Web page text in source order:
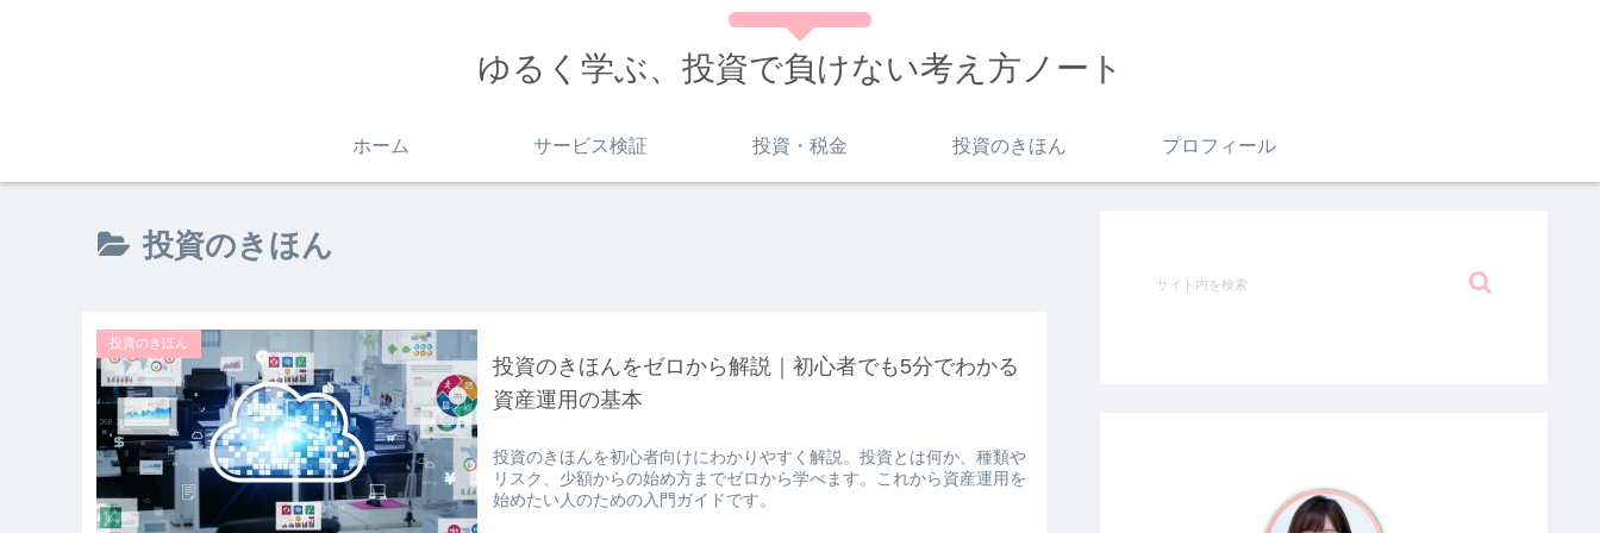
ゆるく学ぶ、投資で負けない考え方ノート
ホーム サービス検証 投資・税金 投資のきほん プロフィール
投資のきほん
投資のきほん
投資のきほんをゼロから解説｜初心者でも5分でわかる
資産運用の基本
投資のきほんを初心者向けにわかりやすく解説。投資とは何か、種類や
リスク、少額からの始め方までゼロから学べます。これから資産運用を
始めたい人のための入門ガイドです。